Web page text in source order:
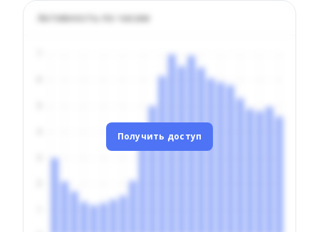
Активность по часам
Получить доступ